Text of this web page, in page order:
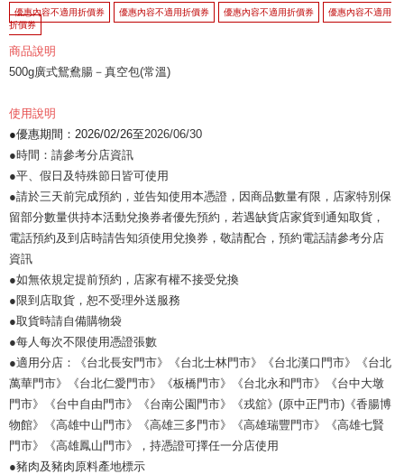
優惠內容不適用折價券 優惠內容不適用折價券 優惠內容不適用折價券
優惠內容不適用
折價券
商品說明
500g廣式鴛鴦腸－真空包(常溫)
使用說明
●優惠期間：2026/02/26至2026/06/30
●時間：請參考分店資訊
●平、假日及特殊節日皆可使用
●請於三天前完成預約，並告知使用本憑證，因商品數量有限，店家特別保
留部分數量供持本活動兌換券者優先預約，若遇缺貨店家貨到通知取貨，
電話預約及到店時請告知須使用兌換券，敬請配合，預約電話請參考分店
資訊
●如無依規定提前預約，店家有權不接受兌換
●限到店取貨，恕不受理外送服務
●取貨時請自備購物袋
●每人每次不限使用憑證張數
●適用分店：《台北長安門市》《台北士林門市》《台北漢口門市》《台北
萬華門市》《台北仁愛門市》《板橋門市》《台北永和門市》《台中大墩
門市》《台中自由門市》《台南公園門市》《戎舘》(原中正門市)《香腸博
物館》《高雄中山門市》《高雄三多門市》《高雄瑞豐門市》《高雄七賢
門市》《高雄鳳山門市》，持憑證可擇任一分店使用
●豬肉及豬肉原料產地標示